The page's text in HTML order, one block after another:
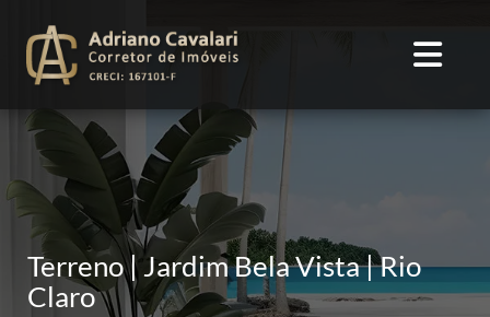
Terreno | Jardim Bela Vista | Rio
Claro